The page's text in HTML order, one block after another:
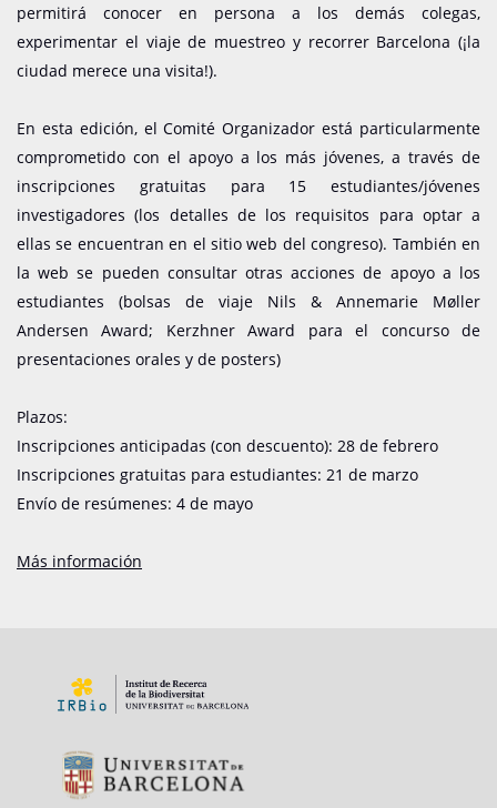
permitirá conocer en persona a los demás colegas,
experimentar el viaje de muestreo y recorrer Barcelona (¡la
ciudad merece una visita!).
En esta edición, el Comité Organizador está particularmente
comprometido con el apoyo a los más jóvenes, a través de
inscripciones gratuitas para 15 estudiantes/jóvenes
investigadores (los detalles de los requisitos para optar a
ellas se encuentran en el sitio web del congreso). También en
la web se pueden consultar otras acciones de apoyo a los
estudiantes (bolsas de viaje Nils & Annemarie Møller
Andersen Award; Kerzhner Award para el concurso de
presentaciones orales y de posters)
Plazos:
Inscripciones anticipadas (con descuento): 28 de febrero
Inscripciones gratuitas para estudiantes: 21 de marzo
Envío de resúmenes: 4 de mayo
Más información